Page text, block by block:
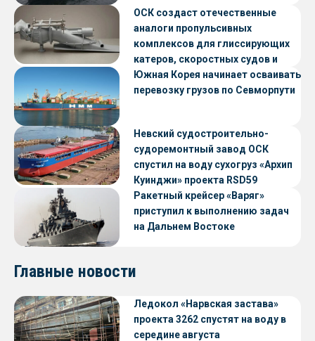
ОСК создаст отечественные
аналоги пропульсивных
комплексов для глиссирующих
катеров, скоростных судов и
судов с малой осадкой
Южная Корея начинает осваивать
перевозку грузов по Севморпути
Невский судостроительно-
судоремонтный завод ОСК
спустил на воду сухогруз «Архип
Куинджи» проекта RSD59
Ракетный крейсер «Варяг»
приступил к выполнению задач
на Дальнем Востоке
Главные новости
Ледокол «Нарвская застава»
проекта 3262 спустят на воду в
середине августа